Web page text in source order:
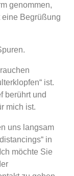
genommen,
Begrüßung
ist.
berührt und
mich ist.
uns langsam
in
möchte Sie